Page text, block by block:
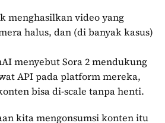
menghasilkan video yang
halus, dan (di banyak kasus)
menyebut Sora 2 mendukung
API pada platform mereka,
bisa di-scale tanpa henti.
kita mengonsumsi konten itu